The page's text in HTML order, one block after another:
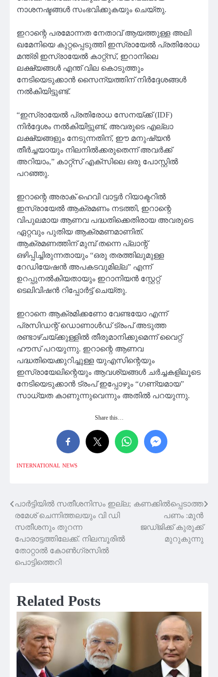
നാശനഷ്ടങ്ങൾ സംഭവിക്കുകയും ചെയ്തു.
ഇറാന്റെ പരമോന്നത നേതാവ് ആയത്തുള്ള അലി
ഖമേനിയെ കുറ്റപ്പെടുത്തി ഇസ്രായേൽ പ്രതിരോധ
മന്ത്രി ഇസ്രായേൽ കാറ്റ്‌സ്, ഇറാനിലെ
ലക്ഷ്യങ്ങൾ എന്ത് വില കൊടുത്തും
നേടിയെടുക്കാൻ സൈന്യത്തിന് നിർദ്ദേശങ്ങൾ
നൽകിയിട്ടുണ്ട്.
“ഇസ്രായേൽ പ്രതിരോധ സേനയ്ക്ക് (IDF)
നിർദ്ദേശം നൽകിയിട്ടുണ്ട്, അവരുടെ എല്ലാ
ലക്ഷ്യങ്ങളും നേടുന്നതിന്, ഈ മനുഷ്യൻ
തീർച്ചയായും നിലനിൽക്കരുതെന്ന് അവർക്ക്
അറിയാം,” കാറ്റ്‌സ് എക്‌സിലെ ഒരു പോസ്റ്റിൽ
പറഞ്ഞു.
ഇറാന്റെ അരാക് ഹെവി വാട്ടർ റിയാക്ടറിൽ
ഇസ്രായേൽ ആക്രമണം നടത്തി, ഇറാന്റെ
വിപുലമായ ആണവ പദ്ധതിക്കെതിരായ അവരുടെ
ഏറ്റവും പുതിയ ആക്രമണമാണിത്.
ആക്രമണത്തിന് മുമ്പ് തന്നെ പ്ലാന്റ്
ഒഴിപ്പിച്ചിരുന്നതായും “ഒരു തരത്തിലുമുള്ള
റേഡിയേഷൻ അപകടവുമില്ല” എന്ന്
ഉറപ്പുനൽകിയതായും ഇറാനിയൻ സ്റ്റേറ്റ്
ടെലിവിഷൻ റിപ്പോർട്ട് ചെയ്തു.
ഇറാനെ ആക്രമിക്കണോ വേണ്ടയോ എന്ന്
പ്രസിഡന്റ് ഡൊണാൾഡ് ട്രംപ് അടുത്ത
രണ്ടാഴ്ചയ്ക്കുള്ളിൽ തീരുമാനിക്കുമെന്ന് വൈറ്റ്
ഹൗസ് പറയുന്നു. ഇറാന്റെ ആണവ
പദ്ധതിയെക്കുറിച്ചുള്ള യുഎസിന്റെയും
ഇസ്രായേലിന്റെയും ആവശ്യങ്ങൾ ചർച്ചകളിലൂടെ
നേടിയെടുക്കാൻ ട്രംപ് ഇപ്പോഴും “ഗണ്യമായ”
സാധ്യത കാണുന്നുവെന്നും അതിൽ പറയുന്നു.
Share this…
INTERNATIONAL NEWS
Post
navigation
പാര്‍ട്ടിയില്‍ സതീശനിസം ഇല്ല;
രമേശ് ചെന്നിത്തലയും വി ഡി
സതീശനും തുറന്ന
പോരാട്ടത്തിലേക്ക്. നിലമ്പൂരിൽ
തോറ്റാൽ കോൺഗ്രസിൽ
പൊട്ടിത്തെറി
കണക്കില്‍പ്പെടാത്ത
പണം :മുൻ
ജഡ്‌ജിക്ക് കുരുക്ക്
മുറുകുന്നു
Related Posts